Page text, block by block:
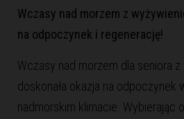
Wczasy nad morzem z
na odpoczynek i regenerację!
Wczasy nad morzem dla seniora
doskonała okazja na odpoczynek
nadmorskim klimacie. Wybierając